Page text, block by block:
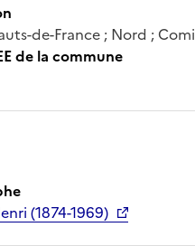
de-France ; Nord ;
de la commune
(1874-1969)